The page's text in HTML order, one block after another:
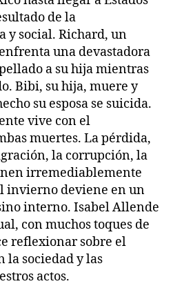
de la
y social. Richard, un
una devastadora
a su hija mientras
Bibi, su hija, muere y
su esposa se suicida.
vive con el
muertes. La pérdida,
la corrupción, la
irremediablemente
invierno deviene en un
interno. Isabel Allende
con muchos toques de
reflexionar sobre el
la sociedad y las
actos.